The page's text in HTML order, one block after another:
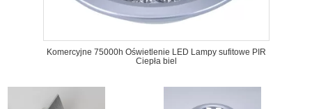
Komercyjne 75000h Oświetlenie LED Lampy sufitowe PIR
Ciepła biel